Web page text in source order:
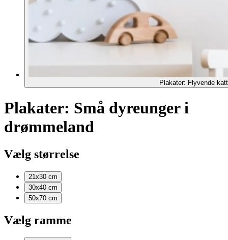
Plakater: Flyvende
Plakater: Små dyreunger i
drømmeland
Vælg størrelse
21x30 cm
30x40 cm
50x70 cm
Vælg ramme